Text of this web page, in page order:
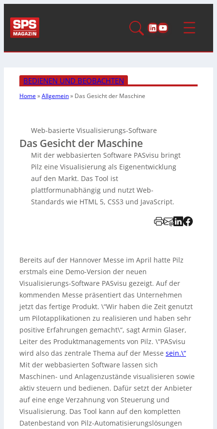
LinkedIn
YouTube
BEDIENEN UND BEOBACHTEN
Home»Allgemein» Das Gesicht der Maschine
Web-basierte Visualisierungs-Software
Das Gesicht der Maschine
Mit der webbasierten Software PASvisu bringt
Pilz eine Visualisierung als Eigenentwicklung
auf den Markt. Das Tool ist
plattformunabhängig und nutzt Web-
Standards wie HTML 5, CSS3 und JavaScript.
Bereits auf der Hannover Messe im April hatte Pilz
erstmals eine Demo-Version der neuen
Visualisierungs-Software PASvisu gezeigt. Auf der
kommenden Messe präsentiert das Unternehmen
jetzt das fertige Produkt. \“Wir haben die Zeit genutzt
um Pilotapplikationen zu realisieren und haben sehr
positive Erfahrungen gemacht\“, sagt Armin Glaser,
Leiter des Produktmanagements von Pilz. \“PASvisu
wird also das zentrale Thema auf der Messe sein.\“
Mit der webbasierten Software lassen sich
Maschinen- und Anlagenzustände visualisieren sowie
aktiv steuern und bedienen. Dafür setzt der Anbieter
auf eine enge Verzahnung von Steuerung und
Visualisierung. Das Tool kann auf den kompletten
Datenbestand von Pilz-Automatisierungslösungen